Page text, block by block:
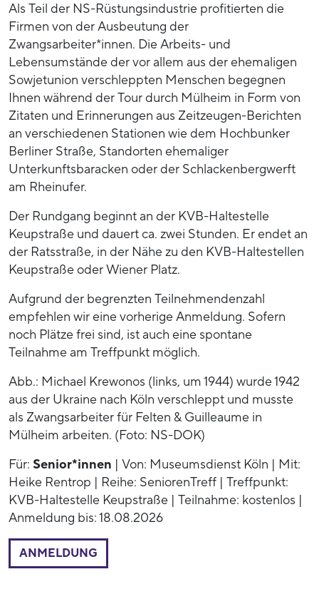
Als Teil der NS-Rüstungsindustrie profitierten die
Firmen von der Ausbeutung der
Zwangsarbeiter*innen. Die Arbeits- und
Lebensumstände der vor allem aus der ehemaligen
Sowjetunion verschleppten Menschen begegnen
Ihnen während der Tour durch Mülheim in Form von
Zitaten und Erinnerungen aus Zeitzeugen-Berichten
an verschiedenen Stationen wie dem Hochbunker
Berliner Straße, Standorten ehemaliger
Unterkunftsbaracken oder der Schlackenbergwerft
am Rheinufer.
Der Rundgang beginnt an der KVB-Haltestelle
Keupstraße und dauert ca. zwei Stunden. Er endet an
der Ratsstraße, in der Nähe zu den KVB-Haltestellen
Keupstraße oder Wiener Platz.
Aufgrund der begrenzten Teilnehmendenzahl
empfehlen wir eine vorherige Anmeldung. Sofern
noch Plätze frei sind, ist auch eine spontane
Teilnahme am Treffpunkt möglich.
Abb.: Michael Krewonos (links, um 1944) wurde 1942
aus der Ukraine nach Köln verschleppt und musste
als Zwangsarbeiter für Felten & Guilleaume in
Mülheim arbeiten. (Foto: NS-DOK)
Für: Senior*innen | Von: Museumsdienst Köln | Mit:
Heike Rentrop | Reihe: SeniorenTreff | Treffpunkt:
KVB-Haltestelle Keupstraße | Teilnahme: kostenlos |
Anmeldung bis: 18.08.2026
ANMELDUNG